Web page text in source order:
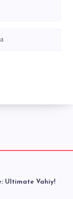
Ultimate Vahiy!